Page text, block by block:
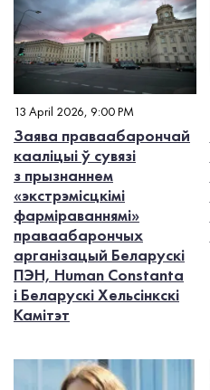
13 April 2026, 9:00 PM
Заява праваабарончай
кааліцыі ў сувязі
з прызнаннем
«экстрэмісцкімі
фарміраваннямі»
праваабарончых
арганізацый Беларускі
ПЭН, Human Constanta
і Беларускі Хельсінкскі
Камітэт